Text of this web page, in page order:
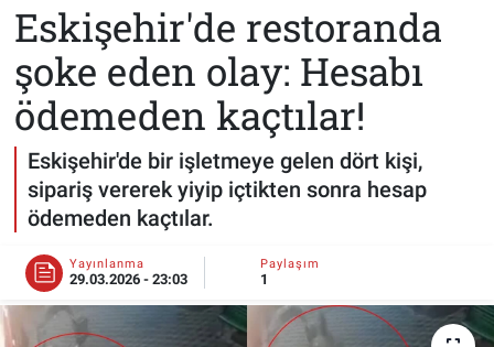
Eskişehir'de restoranda
şoke eden olay: Hesabı
ödemeden kaçtılar!
Eskişehir'de bir işletmeye gelen dört kişi,
sipariş vererek yiyip içtikten sonra hesap
ödemeden kaçtılar.
Yayınlanma
29.03.2026 - 23:03
Paylaşım
1
DÜNYA
SAĞLIK
MAGAZİN
KADIN
YEMEK
Eskişehir Namaz Vakitleri
Eskişehir Trafik Yoğunluk Haritası
Süper Lig Puan Durumu ve Fikstür
Tüm Manşetler
Haber Arşivi